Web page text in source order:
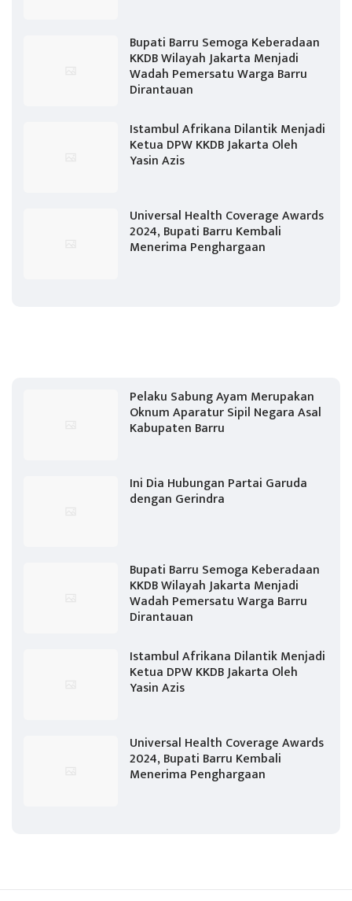
Bupati Barru Semoga Keberadaan
KKDB Wilayah Jakarta Menjadi
Wadah Pemersatu Warga Barru
Dirantauan
Istambul Afrikana Dilantik Menjadi
Ketua DPW KKDB Jakarta Oleh
Yasin Azis
Universal Health Coverage Awards
2024, Bupati Barru Kembali
Menerima Penghargaan
Pelaku Sabung Ayam Merupakan
Oknum Aparatur Sipil Negara Asal
Kabupaten Barru
Ini Dia Hubungan Partai Garuda
dengan Gerindra
Bupati Barru Semoga Keberadaan
KKDB Wilayah Jakarta Menjadi
Wadah Pemersatu Warga Barru
Dirantauan
Istambul Afrikana Dilantik Menjadi
Ketua DPW KKDB Jakarta Oleh
Yasin Azis
Universal Health Coverage Awards
2024, Bupati Barru Kembali
Menerima Penghargaan